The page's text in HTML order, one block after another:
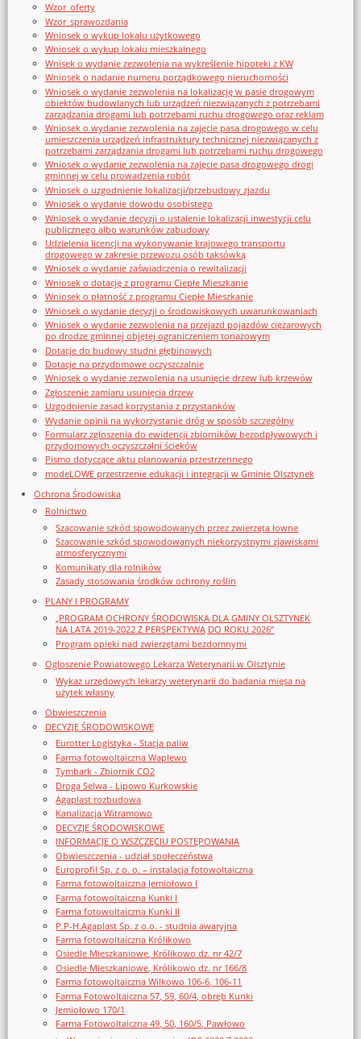
Wzor_oferty
Wzor_sprawozdania
Wniosek o wykup lokalu użytkowego
Wniosek o wykup lokalu mieszkalnego
Wnisek o wydanie zezwolenia na wykreślenie hipoteki z KW
Wniosek o nadanie numeru porządkowego nieruchomości
Wniosek o wydanie zezwolenia na lokalizację w pasie drogowym
obiektów budowlanych lub urządzeń niezwiązanych z potrzebami
zarządzania drogami lub potrzebami ruchu drogowego oraz reklam
Wniosek o wydanie zezwolenia na zajęcie pasa drogowego w celu
umieszczenia urządzeń infrastruktury technicznej niezwiązanych z
potrzebami zarządzania drogami lub potrzebami ruchu drogowego
Wniosek o wydanie zezwolenia na zajęcie pasa drogowego drogi
gminnej w celu prowadzenia robót
Wniosek o uzgodnienie lokalizacji/przebudowy zjazdu
Wniosek o wydanie dowodu osobistego
Wniosek o wydanie decyzji o ustalenie lokalizacji inwestycji celu
publicznego albo warunków zabudowy
Udzielenia licencji na wykonywanie krajowego transportu
drogowego w zakresie przewozu osób taksówką
Wniosek o wydanie zaświadczenia o rewitalizacji
Wniosek o dotację z programu Ciepłe Mieszkanie
Wniosek o płatność z programu Ciepłe Mieszkanie
Wniosek o wydanie decyzji o środowiskowych uwarunkowaniach
Wniosek o wydanie zezwolenia na przejazd pojazdów ciężarowych
po drodze gminnej objętej ograniczeniem tonażowym
Dotacje do budowy studni głębinowych
Dotacje na przydomowe oczyszczalnie
Wniosek o wydanie zezwolenia na usunięcie drzew lub krzewów
Zgłoszenie zamiaru usunięcia drzew
Uzgodnienie zasad korzystania z przystanków
Wydanie opinii na wykorzystanie dróg w sposób szczególny
Formularz zgłoszenia do ewidencji zbiorników bezodpływowych i
przydomowych oczyszczalni ścieków
Pismo dotyczące aktu planowania przestrzennego
modeLOWE przestrzenie edukacji i integracji w Gminie Olsztynek
Ochrona Środowiska
Rolnictwo
Szacowanie szkód spowodowanych przez zwierzęta łowne
Szacowanie szkód spowodowanych niekorzystnymi zjawiskami
atmosferycznymi
Komunikaty dla rolników
Zasady stosowania środków ochrony roślin
PLANY I PROGRAMY
„PROGRAM OCHRONY ŚRODOWISKA DLA GMINY OLSZTYNEK
NA LATA 2019-2022 Z PERSPEKTYWĄ DO ROKU 2026”
Program opieki nad zwierzętami bezdomnymi
Ogloszenie Powiatowego Lekarza Weterynarii w Olsztynie
Wykaz urzędowych lekarzy weterynarii do badania mięsa na
użytek własny
Obwieszczenia
DECYZJE ŚRODOWISKOWE
Eurotter Logistyka - Stacja paliw
Farma fotowoltaiczna Waplewo
Tymbark - Zbiornik CO2
Droga Selwa - Lipowo Kurkowskie
Agaplast rozbudowa
Kanalizacja Witramowo
DECYZJE ŚRODOWISKOWE
INFORMACJE O WSZCZĘCIU POSTĘPOWANIA
Obwieszczenia - udział społeczeństwa
Europrofil Sp. z o. o. – instalacja fotowoltaiczna
Farma fotowoltaiczna Jemiołowo I
Farma fotowoltaiczna Kunki I
Farma fotowoltaiczna Kunki II
P.P-H.Agaplast Sp. z o.o. - studnia awaryjna
Farma fotowoltaiczna Królikowo
Osiedle Mieszkaniowe, Królikowo dz. nr 42/7
Osiedle Mieszkaniowe, Królikowo dz. nr 166/8
Farma fotowoltaiczna Wilkowo 106-6, 106-11
Farma Fotowoltaiczna 57, 59, 60/4, obręb Kunki
Jemiołowo 170/1
Farma Fotowoltaiczna 49, 50, 160/5, Pawłowo